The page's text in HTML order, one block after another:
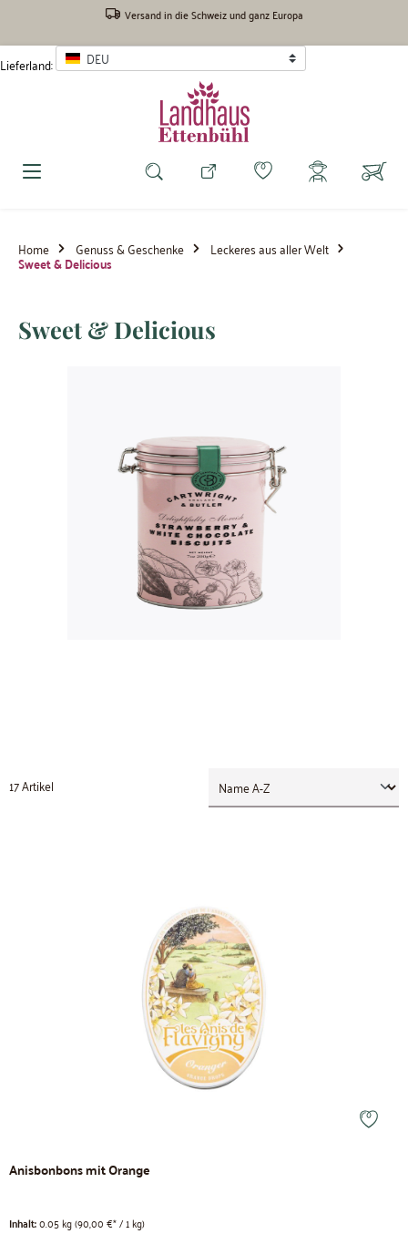
Versand in die Schweiz und ganz Europa
Lieferland: DEU
Home Genuss & Geschenke Leckeres aus aller Welt
Sweet & Delicious
Sweet & Delicious
17 Artikel
Anisbonbons mit Orange
Inhalt:0.05 kg(90,00 €* / 1 kg)